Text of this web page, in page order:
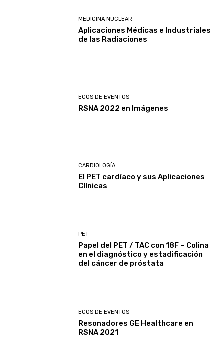
MEDICINA NUCLEAR
Aplicaciones Médicas e Industriales
de las Radiaciones
ECOS DE EVENTOS
RSNA 2022 en Imágenes
CARDIOLOGÍA
El PET cardíaco y sus Aplicaciones
Clínicas
PET
Papel del PET / TAC con 18F – Colina
en el diagnóstico y estadificación
del cáncer de próstata
ECOS DE EVENTOS
Resonadores GE Healthcare en
RSNA 2021